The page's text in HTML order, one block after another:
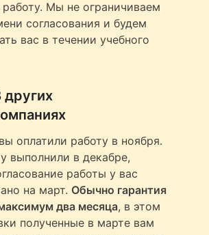
Мы не ограничиваем
согласования и будем
вас в течении учебного
других
оплатили работу в ноября.
выполнили в декабре,
работы у вас
на март. Обычно гарантия
два месяца, в этом
полученные в марте вам